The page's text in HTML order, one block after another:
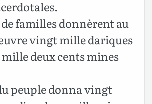
de familles donnèrent au
vingt mille dariques
mille deux cents mines
peuple donna vingt